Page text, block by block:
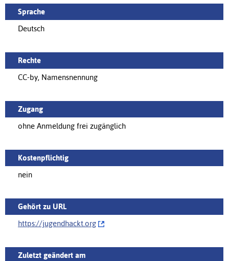
Sprache
Deutsch
Rechte
CC-by, Namensnennung
Zugang
ohne Anmeldung frei zugänglich
Kostenpflichtig
nein
Gehört zu URL
https://‌jugendhackt.org
Zuletzt geändert am